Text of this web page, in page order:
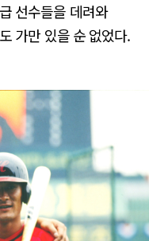
선수들을 데려와
가만 있을 순 없었다.